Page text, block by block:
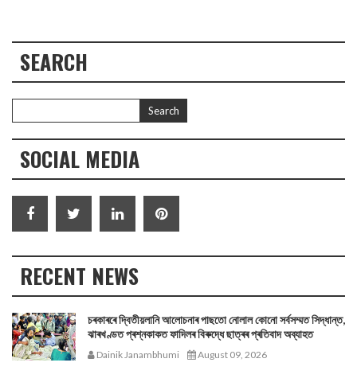
SEARCH
SOCIAL MEDIA
RECENT NEWS
চৰকাৰৰে দ্বিতীয়লানি আলোচনাৰ পাছতো নোলাল কোনো সর্বসম্মত সিদ্ধান্ত,
ঝাৰখণ্ডত প্ৰশ্নকাকত ফাদিলৰ বিৰুদ্ধে ছাত্ৰৰ প্ৰতিবাদ অব্যাহত
Dainik Janambhumi August 09, 2026